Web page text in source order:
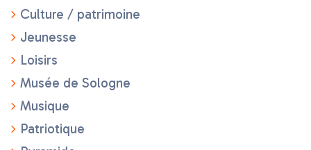
Culture / patrimoine
Jeunesse
Loisirs
Musée de Sologne
Musique
Patriotique